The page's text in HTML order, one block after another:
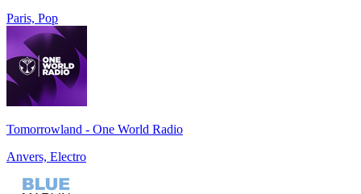
Paris, Pop
Tomorrowland - One World Radio
Anvers, Electro